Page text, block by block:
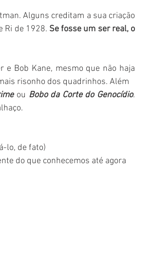
Alguns creditam a sua criação
Ri de 1928. Se fosse um ser real, o
e Bob Kane, mesmo que não haja
risonho dos quadrinhos. Além
ou Bobo da Corte do Genocídio.
lo, de fato)
do que conhecemos até agora